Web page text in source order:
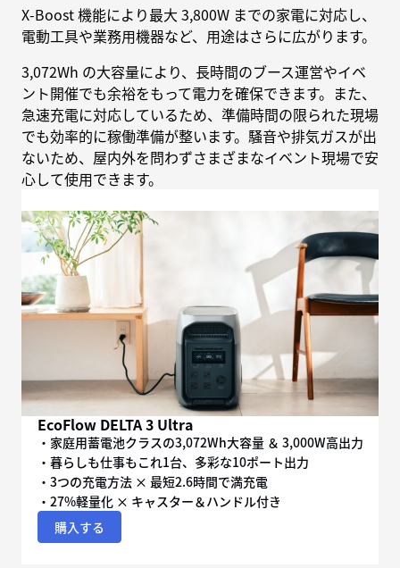
X-Boost 機能により最大 3,800W までの家電に対応し、
電動工具や業務用機器など、用途はさらに広がります。
3,072Wh の大容量により、長時間のブース運営やイベ
ント開催でも余裕をもって電力を確保できます。また、
急速充電に対応しているため、準備時間の限られた現場
でも効率的に稼働準備が整います。騒音や排気ガスが出
ないため、屋内外を問わずさまざまなイベント現場で安
心して使用できます。
EcoFlow DELTA 3 Ultra
・家庭用蓄電池クラスの3,072Wh大容量 ＆ 3,000W高出力
・暮らしも仕事もこれ1台、多彩な10ポート出力
・3つの充電方法 × 最短2.6時間で満充電
・27%軽量化 × キャスター＆ハンドル付き
購入する